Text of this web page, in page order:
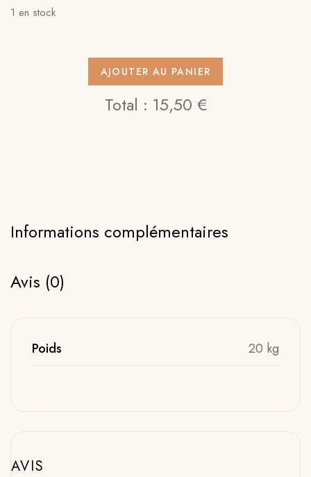
1 en stock
AJOUTER AU PANIER
Total : 15,50 €
Informations complémentaires
Avis (0)
Poids 20 kg
AVIS